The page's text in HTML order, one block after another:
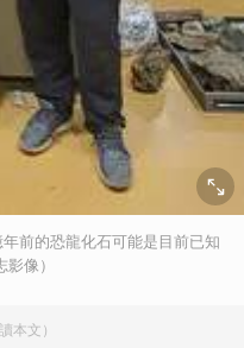
前的恐龍化石可能是目前已知
像）
本文）